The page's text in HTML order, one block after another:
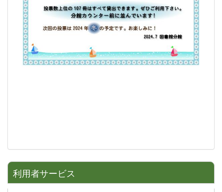
利用者サービス